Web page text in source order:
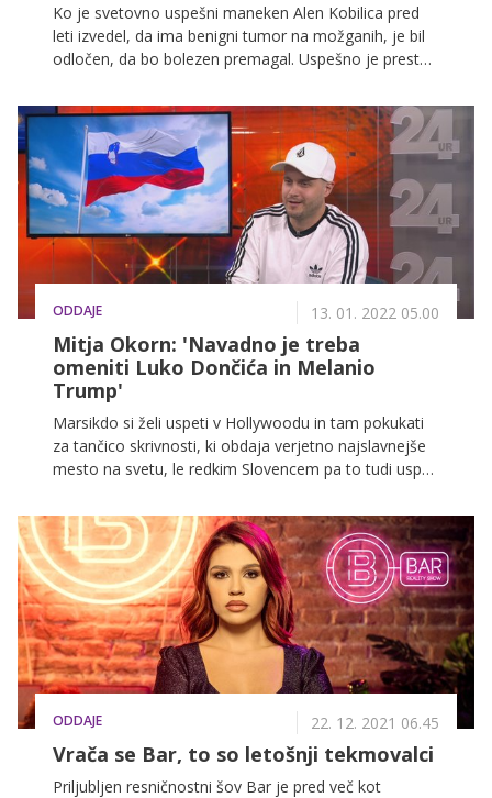
Ko je svetovno uspešni maneken Alen Kobilica pred
leti izvedel, da ima benigni tumor na možganih, je bil
odločen, da bo bolezen premagal. Uspešno je prestal
sledil šok: njegov vid je začel zelo hitro pešati in v le
nekaj dneh je v celoti pošel. Zdravniki so rekli, da gre
najverjetneje za spremembo pritiska v ovojnici in da
se bo vid sčasoma povrnil. Vse od takrat Alen čaka
dan, ko bo spet lahko videl svet okrog sebe, svojo
partnerico in sinka Vala. Prepričan je, da se bo to slej
ko prej zgodilo in da je slepota zgolj trenutno stanje.
Vmesni čas je posvetil družini, športu ter pomoči
slepim in slabovidnim. Preverite, kako mu lahko pri
tem pomagate tudi vi!
ODDAJE 13. 01. 2022 05.00
Mitja Okorn: 'Navadno je treba
omeniti Luko Dončića in Melanio
Trump'
Marsikdo si želi uspeti v Hollywoodu in tam pokukati
za tančico skrivnosti, ki obdaja verjetno najslavnejše
mesto na svetu, le redkim Slovencem pa to tudi uspe.
je sodeloval v videospotu za največji hit pevke Lady
Gaga, Mitja Okorn pa je prvi Slovenec, ki je režiral
hollywoodski film. O svoji izkušnji je v zadnjih dneh
spregovoril v oddaji Ena na ena.
ODDAJE 22. 12. 2021 06.45
Vrača se Bar, to so letošnji tekmovalci
Priljubljen resničnostni šov Bar je pred več kot